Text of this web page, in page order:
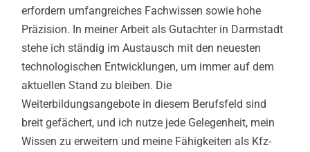
erfordern umfangreiches Fachwissen sowie hohe
Präzision. In meiner Arbeit als Gutachter in Darmstadt
stehe ich ständig im Austausch mit den neuesten
technologischen Entwicklungen, um immer auf dem
aktuellen Stand zu bleiben. Die
Weiterbildungsangebote in diesem Berufsfeld sind
breit gefächert, und ich nutze jede Gelegenheit, mein
Wissen zu erweitern und meine Fähigkeiten als Kfz-